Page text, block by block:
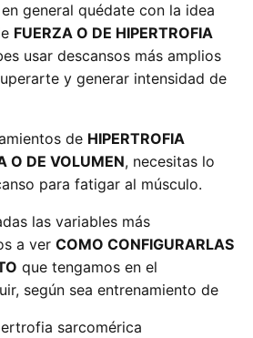
general quédate con la idea
FUERZA O DE HIPERTROFIA
usar descansos más amplios
y generar intensidad de
de HIPERTROFIA
O DE VOLUMEN, necesitas lo
para fatigar al músculo.
las variables más
a ver COMO CONFIGURARLAS
que tengamos en el
según sea entrenamiento de
sarcomérica